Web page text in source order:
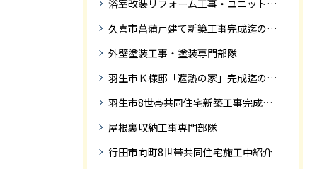
浴室改装リフォーム工事・ユニットバス専門部隊
久喜市菖蒲戸建て新築工事完成迄の紹介
外壁塗装工事・塗装専門部隊
羽生市Ｋ様邸「遮熱の家」完成迄の紹介です
羽生市8世帯共同住宅新築工事完成迄の紹介
屋根裏収納工事専門部隊
行田市向町8世帯共同住宅施工中紹介